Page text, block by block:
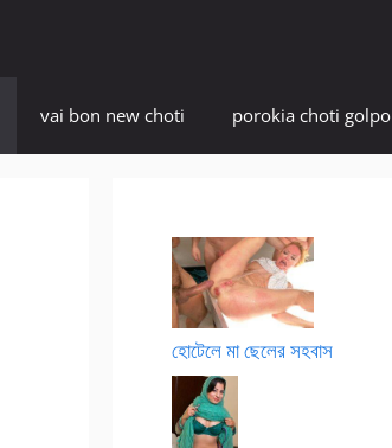
vai bon new choti porokia choti golpo
হোটেলে মা ছেলের সহবাস